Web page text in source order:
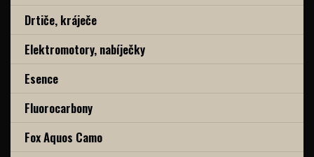
Drtiče, kráječe
Elektromotory, nabíječky
Esence
Fluorocarbony
Fox Aquos Camo